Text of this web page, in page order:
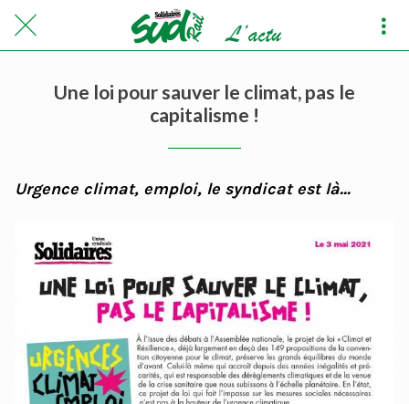
Une loi pour sauver le climat, pas le
capitalisme !
Urgence climat, emploi, le syndicat est là...